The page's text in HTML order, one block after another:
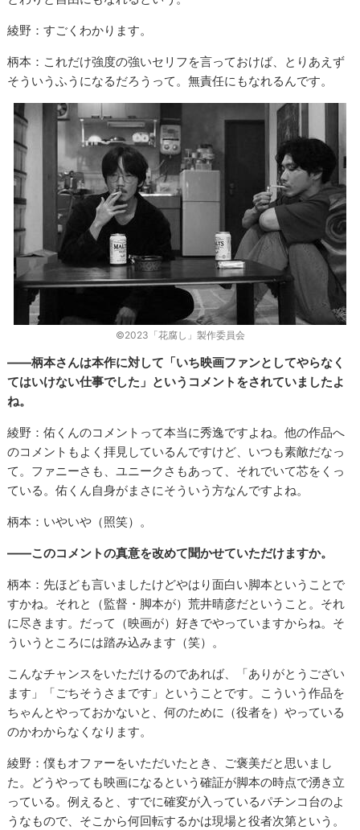
綾野：すごくわかります。
柄本：これだけ強度の強いセリフを言っておけば、とりあえず
そういうふうになるだろうって。無責任にもなれるんです。
©2023「花腐し」製作委員会
――柄本さんは本作に対して「いち映画ファンとしてやらなく
てはいけない仕事でした」というコメントをされていましたよ
ね。
綾野：佑くんのコメントって本当に秀逸ですよね。他の作品へ
のコメントもよく拝見しているんですけど、いつも素敵だなっ
て。ファニーさも、ユニークさもあって、それでいて芯をくっ
ている。佑くん自身がまさにそういう方なんですよね。
柄本：いやいや（照笑）。
――このコメントの真意を改めて聞かせていただけますか。
柄本：先ほども言いましたけどやはり面白い脚本ということで
すかね。それと（監督・脚本が）荒井晴彦だということ。それ
に尽きます。だって（映画が）好きでやっていますからね。そ
ういうところには踏み込みます（笑）。
こんなチャンスをいただけるのであれば、「ありがとうござい
ます」「ごちそうさまです」ということです。こういう作品を
ちゃんとやっておかないと、何のために（役者を）やっている
のかわからなくなります。
綾野：僕もオファーをいただいたとき、ご褒美だと思いまし
た。どうやっても映画になるという確証が脚本の時点で湧き立
っている。例えると、すでに確変が入っているパチンコ台のよ
うなもので、そこから何回転するかは現場と役者次第という。